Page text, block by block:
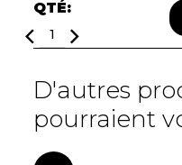
Fruits et Passion
Lunettes
Autres Essentiels
QTÉ:
D'autres
pourraient